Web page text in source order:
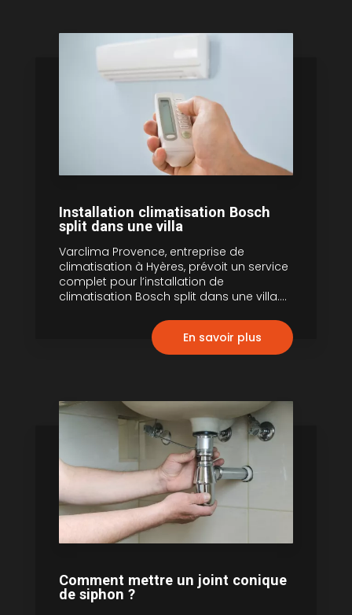
Installation climatisation Bosch
split dans une villa
Varclima Provence, entreprise de
climatisation à Hyères, prévoit un service
complet pour l’installation de
climatisation Bosch split dans une villa....
En savoir plus
Comment mettre un joint conique
de siphon ?